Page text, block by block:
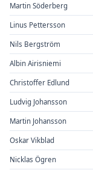
Martin Söderberg
Linus Pettersson
Nils Bergström
Albin Airisniemi
Christoffer Edlund
Ludvig Johansson
Martin Johansson
Oskar Vikblad
Nicklas Ögren